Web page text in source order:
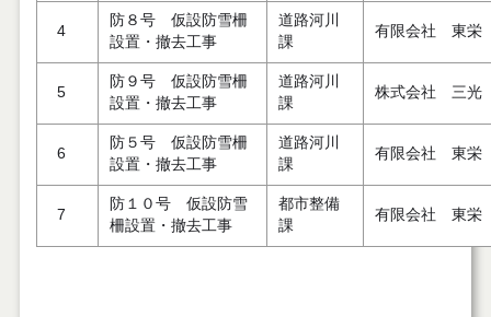
4
防８号 仮設防雪柵
設置・撤去工事
道路河川
課
有限会社 東栄
5
防９号 仮設防雪柵
設置・撤去工事
道路河川
課
株式会社 三光
6
防５号 仮設防雪柵
設置・撤去工事
道路河川
課
有限会社 東栄
7
防１０号 仮設防雪
柵設置・撤去工事
都市整備
課
有限会社 東栄